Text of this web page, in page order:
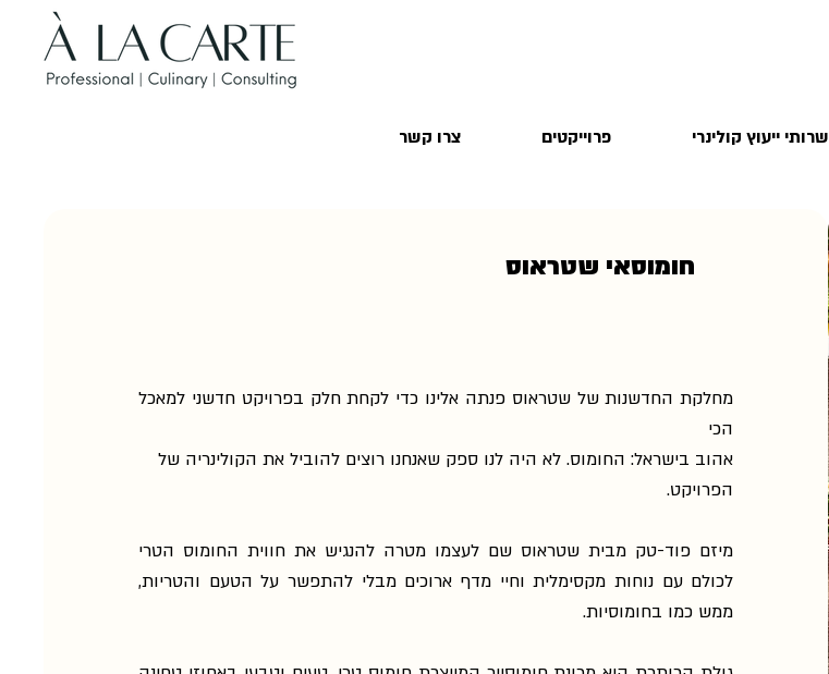
שרותי ייעוץ קולינרי פרוייקטים צרו קשר
חומוסאי שטראוס
מחלקת החדשנות של שטראוס פנתה אלינו כדי לקחת חלק בפרויקט חדשני למאכל
הכי
אהוב בישראל: החומוס. לא היה לנו ספק שאנחנו רוצים להוביל את הקולינריה של
הפרויקט.
מיזם פוד-טק מבית שטראוס שם לעצמו מטרה להנגיש את חווית החומוס הטרי
לכולם עם נוחות מקסימלית וחיי מדף ארוכים מבלי להתפשר על הטעם והטריות,
ממש כמו בחומוסיות.